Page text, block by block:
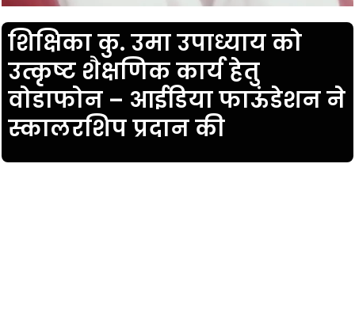
शिक्षिका कु. उमा उपाध्याय को
उत्कृष्ट शैक्षणिक कार्य हेतु
वोडाफोन – आईडिया फाऊंडेशन ने
स्कालरशिप प्रदान की